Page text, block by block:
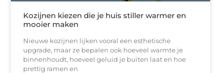
Kozijnen kiezen die je huis stiller warmer en
mooier maken
Nieuwe kozijnen lijken vooral een esthetische
upgrade, maar ze bepalen ook hoeveel warmte je
binnenhoudt, hoeveel geluid je buiten laat en hoe
prettig ramen en